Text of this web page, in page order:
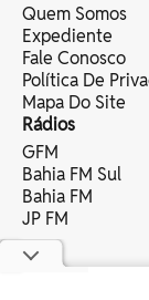
Quem Somos
Expediente
Fale Conosco
Política De
Mapa Do Site
Rádios
GFM
Bahia FM Sul
Bahia FM
JP FM